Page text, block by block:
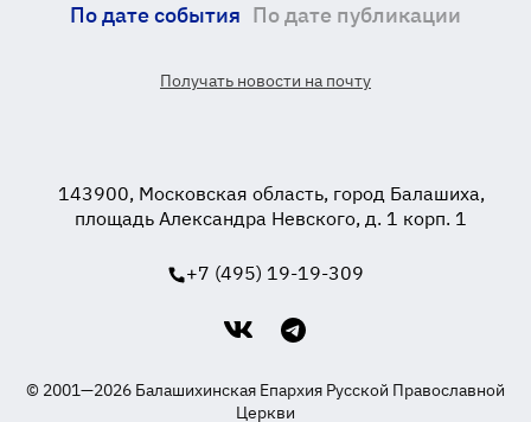
По дате события По дате публикации
Получать новости на почту
143900, Московская область, город Балашиха,
площадь Александра Невского, д. 1 корп. 1
+7 (495) 19-19-309
© 2001—2026 Балашихинская Епархия Русской Православной
Церкви